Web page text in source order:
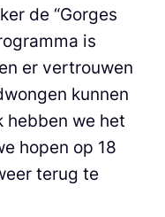
de “Gorges
is
er vertrouwen
kunnen
hebben we het
hopen op 18
terug te